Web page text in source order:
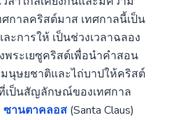
าลคริสต์มาส เทศกาลนี้เป็น
การให้ เป็นช่วงเวลาฉลอง
ระเยซูคริสต์เพื่อนำคำสอน
มนุษยชาติและไถ่บาปให้คริสต์
เป็นสัญลักษณ์ของเทศกาล
ซานตาคลอส (Santa Claus)